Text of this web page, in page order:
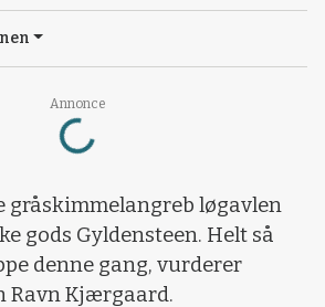
Annonce
Loading...
gråskimmelangreb løgavlen
gods Gyldensteen. Helt så
denne gang, vurderer
Ravn Kjærgaard.